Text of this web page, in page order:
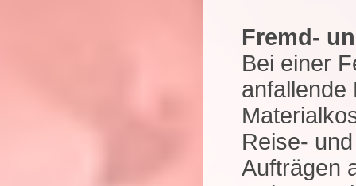
Fremd-
Bei einer
anfallende
Reise-
Aufträgen